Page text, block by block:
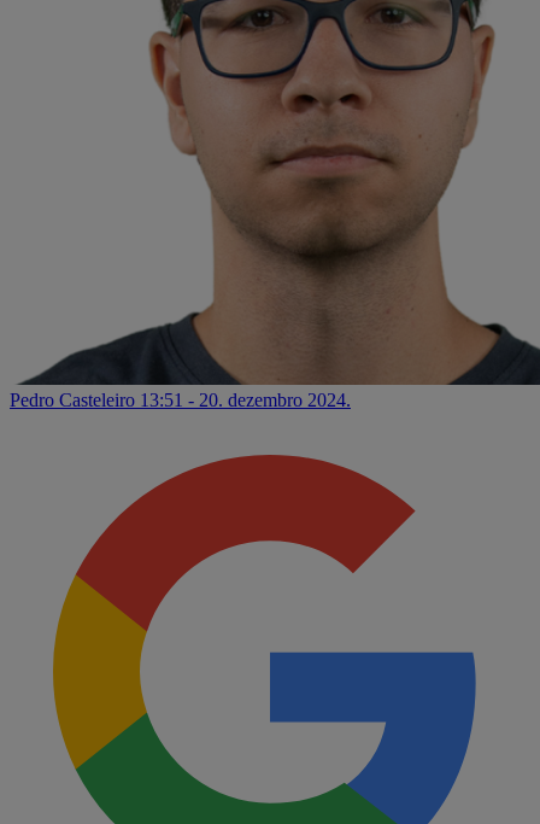
Pedro Casteleiro 13:51 - 20. dezembro 2024.